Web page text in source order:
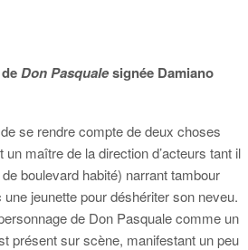
Don Pasqualesignée Damiano
se rendre compte de deux choses
maître de la direction d’acteurs tant il
boulevard habité) narrant tambour
jeunette pour déshériter son neveu.
de Don Pasquale comme un
présent sur scène, manifestant un peu